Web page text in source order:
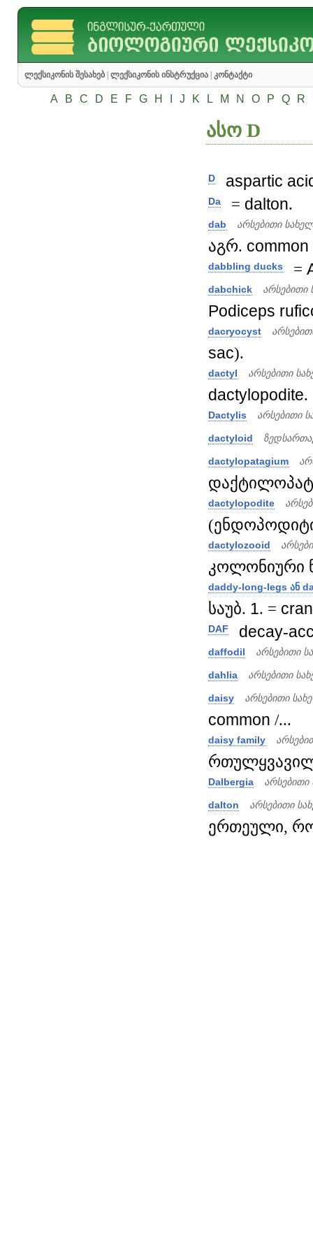
ლექსიკონის შესახებ ლექსიკონის ინსტრუქცია კონტაქტი
A B C D E F G H J K L M N O P Q R
ასო D
D aspartic
Da = dalton.
dab არსებითი
აგრ. common
dabbling ducks =
dabchick არსებითი
Podiceps
dacryocyst
sac).
dactyl არსებითი
dactylopodite.
Dactylis არსებითი
dactyloid
dactylopatagium
dactylopodite
dactylozooid
კოლონიური
daddy-long-legs ან
საუბ. 1. =
DAF decay-
daffodil არსებითი
dahlia არსებითი
daisy არსებითი
common /...
daisy family
Dalbergia არსებითი
dalton არსებითი
ერთეული,